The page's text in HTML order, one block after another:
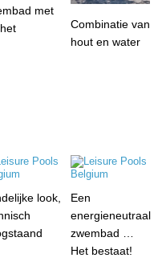
met
Combinatie van
hout en water
look,
Een
energieneutraal
zwembad …
Het bestaat!